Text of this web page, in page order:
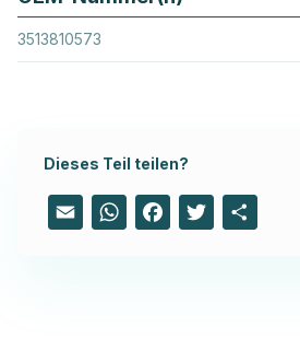
3513810573
Dieses Teil teilen?
Email WhatsAppFacebook
Twitter